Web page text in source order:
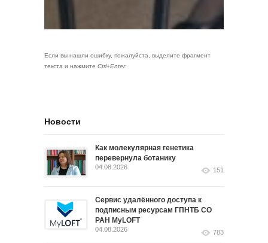
Если вы нашли ошибку, пожалуйста, выделите фрагмент
текста и нажмите Ctrl+Enter.
Новости
Как молекулярная генетика
перевернула ботанику
04.08.2026 151
Сервис удалённого доступа к
подписным ресурсам ГПНТБ СО
РАН MyLOFT
04.08.2026 783